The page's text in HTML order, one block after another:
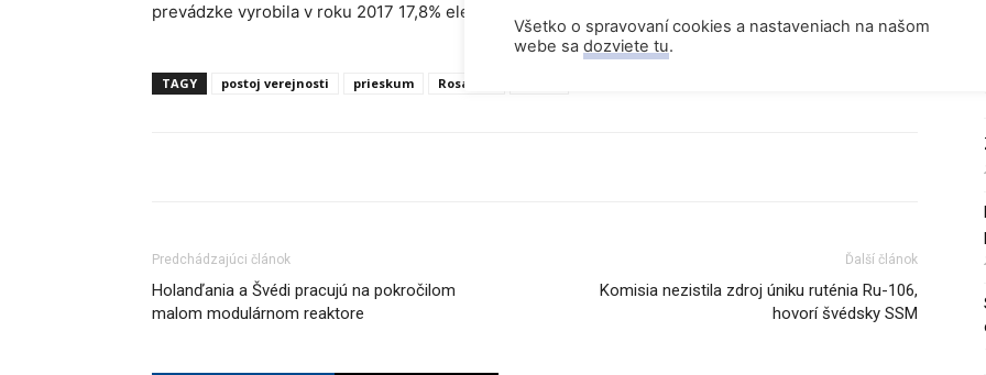
prevádzke vyrobila v roku 2017 17,8% elektriny v krajine.
TAGY postoj verejnosti prieskum Rosatom
Predchádzajúci článok
Holanďania a Švédi pracujú na pokročilom
malom modulárnom reaktore
Ďalší článok
Komisia nezistila zdroj úniku ruténia Ru-106,
hovorí švédsky SSM
Všetko o spravovaní cookies a nastaveniach na našom
webe sa dozviete tu.